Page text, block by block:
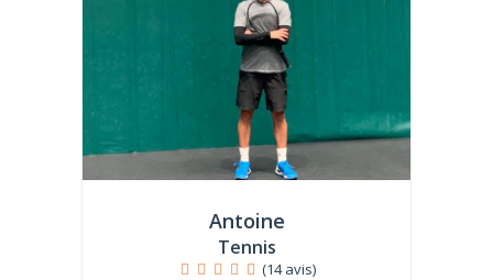
Antoine
Tennis
(14 avis)